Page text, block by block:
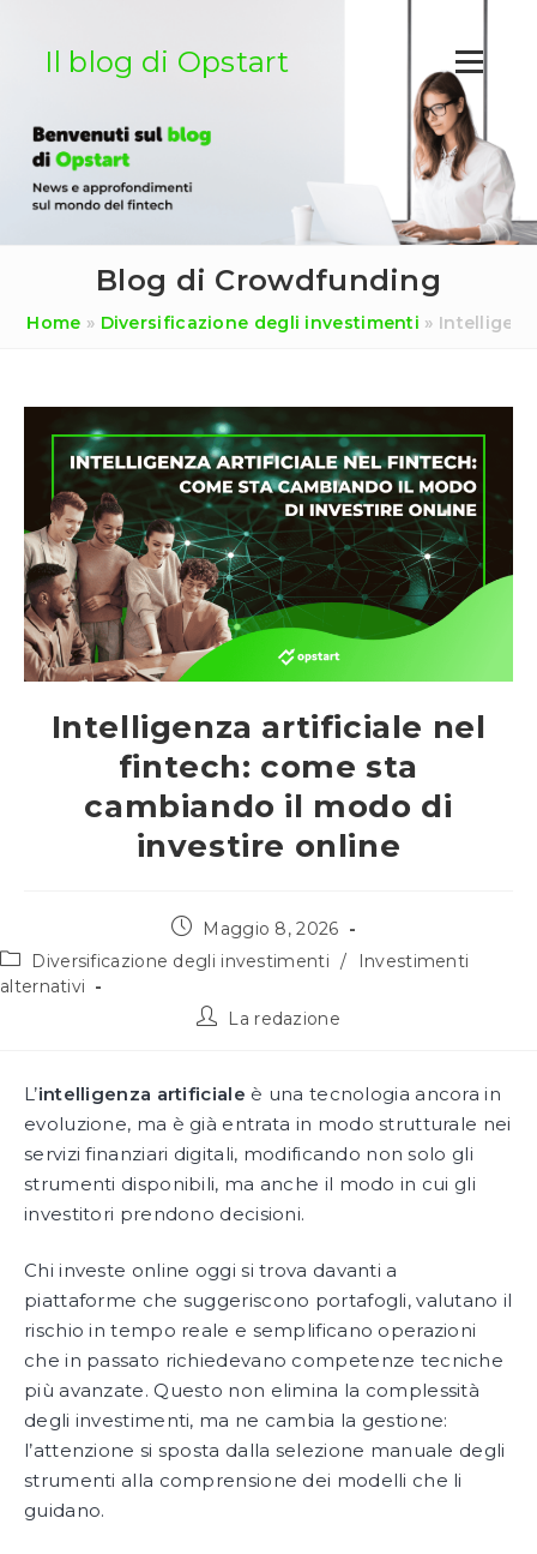
contenutoIl blog di Opstart
Blog di Crowdfunding
Home » Diversificazione degli investimenti »
Intelligenza artificiale nel
fintech: come sta
cambiando il modo di
investire online
Articolo
pubblicato:
Maggio 8, 2026
Categoria
dell'articolo:
Diversificazione degli investimenti /
Investimenti
alternativi
AutoreLa redazione
L’intelligenza artificiale è una tecnologia ancora in
evoluzione, ma è già entrata in modo strutturale nei
servizi finanziari digitali, modificando non solo gli
strumenti disponibili, ma anche il modo in cui gli
investitori prendono decisioni.
Chi investe online oggi si trova davanti a
piattaforme che suggeriscono portafogli, valutano il
rischio in tempo reale e semplificano operazioni
che in passato richiedevano competenze tecniche
più avanzate. Questo non elimina la complessità
degli investimenti, ma ne cambia la gestione:
l’attenzione si sposta dalla selezione manuale degli
strumenti alla comprensione dei modelli che li
guidano.